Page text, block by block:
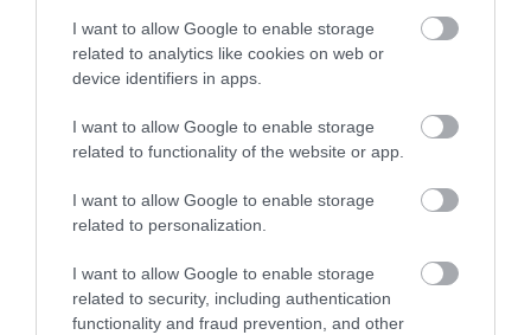
I want to allow Google to enable storage
related to analytics like cookies on web or
device identifiers in apps.
I want to allow Google to enable storage
related to functionality of the website or app.
I want to allow Google to enable storage
related to personalization.
I want to allow Google to enable storage
related to security, including authentication
functionality and fraud prevention, and other
ugyanis eközben bevásárolt,
méghozzá a közeli
szerzett meg egy hotelt, ahol így
már 3 szállodát is birtokol.
Ha érdekelnek az utazás világának precíz hírei,